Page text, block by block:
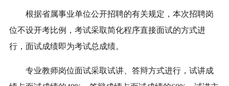
根据省属事业单位公开招聘的有关规定，本次招聘岗
位不设开考比例，考试采取简化程序直接面试的方式进
行，面试成绩即为考试总成绩。
专业教师岗位面试采取试讲、答辩方式进行，试讲成